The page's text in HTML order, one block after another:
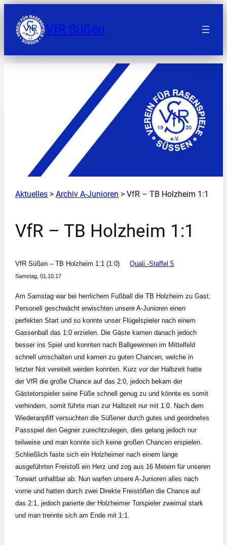
Inhalt
springen
VfR Süßen
Aktuelles >Archiv A-Junioren > VfR – TB Holzheim 1:1
VfR – TB Holzheim 1:1
VfR Süßen – TB Holzheim 1:1 (1:0)Quali.-Staffel 5
Samstag, 01.10.17
Am Samstag war bei herrlichem Fußball die TB Holzheim zu Gast.
Personell geschwächt erwischten unsere A-Junioren einen
perfekten Start und so konnte unser Flügelspieler nach einem
Gassenball das 1:0 erzielen. Die Gäste kamen danach jedoch
besser ins Spiel und konnten nach Ballgewinnen im Mittelfeld
schnell umschalten und kamen zu guten Chancen, welche in
letzter Not vereitelt werden konnten. Kurz vor der Halbzeit hatte
der VfR die große Chance auf das 2:0, jedoch bekam der
Gästetorspieler seine Füße schnell genug zu und könnte es somit
verhindern, somit führte man zur Halbzeit nur mit 1:0. Nach dem
Wiederanpfiff versuchten die Süßener durch gutes und geordnetes
Passspiel den Gegner zurechtzulegen, dies gelang jedoch nur
teilweise und man konnte sich keine großen Chancen erspielen.
Schließlich faste sich ein Holzheimer nach einem lange
ausgeführten Freistoß ein Herz und zog aus 16 Metern für unseren
Torwart unhaltbar ab. Nun warfen unsere A-Junioren alles nach
vorne und hatten durch zwei Direkte Freistößen die Chance auf
das 2:1, jedoch parierte der Holzheimer Torspieler zweimal stark
und man trennte sich am Ende mit 1:1.